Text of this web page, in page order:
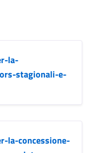
la-
stagionali-e-
la-concessione-